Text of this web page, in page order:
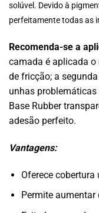
solúvel. Devido à
perfeitamente todas as
Recomenda-se a
camada é aplicada
de fricção; a
unhas
Base Rubber
adesão perfeito.
Vantagens:
Oferece cobertura
Permite